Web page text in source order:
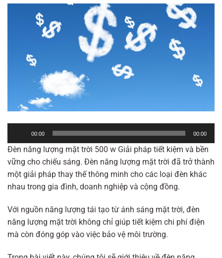
phát
âm
thanh
00:00 00:00
Đèn năng lượng mặt trời 500 w Giải pháp tiết kiệm và bền
vững cho chiếu sáng. Đèn năng lượng mặt trời đã trở thành
một giải pháp thay thế thông minh cho các loại đèn khác
nhau trong gia đình, doanh nghiệp và cộng đồng.
Với nguồn năng lượng tái tạo từ ánh sáng mặt trời, đèn
năng lượng mặt trời không chỉ giúp tiết kiệm chi phí điện
mà còn đóng góp vào việc bảo vệ môi trường.